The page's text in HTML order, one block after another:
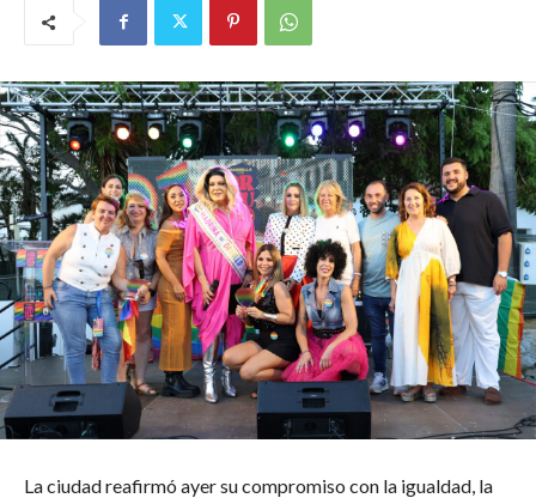
La ciudad reafirmó ayer su compromiso con la igualdad, la